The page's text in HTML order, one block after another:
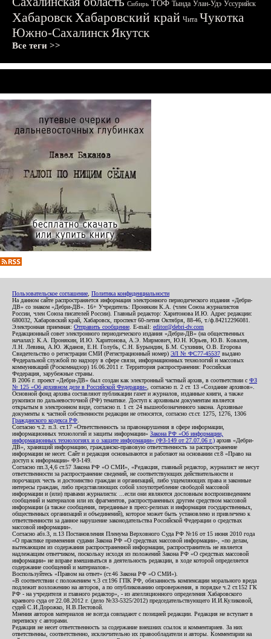
Сибирь ТОФ Тында Улан-Удэ Уссурийск
ХабаровскХабаровский край Чита Чукотка
Южно-СахалинскЯкутск
Все теги >>
Пользовательское соглашение Политика конфиденциальности
На данном сайте распространяется информация электронного периодического издания «Дебри-
ДВ» со знаком «Дебри-ДВ». 16+ Учредитель: Пронякин К.А. (член Союза журналистов
России, член Союза писателей России). Главный редактор: Харитонова И.Ю. Адрес редакции:
680032, Хабаровский край, Хабаровск, проспект 60-летия Октября, 88-46, т./ф.84212296081.
Электронная приемная: Отправить сообщение . E-mail: editor@debri-dv.com
Редакционный совет электронного периодического издания «Дебри-ДВ» (на общественных
началах): К.А. Пронякин, И.Ю. Харитонова, А.Э. Мирмович, Ю.Н. Юрьев, Ю.В. Ковалев,
Л.Н. Левина, А.Ю. Жданов, Е.Н. Голубь, С.Н. Бурындин, Б.М. Сухинин, О.В. Егорова
Свидетельство о регистрации СМИ (Регистрационный номер) ЭЛ № ФС77-45537 выдано
Федеральной службой по надзору в сфере связи, информационных технологий и массовых
коммуникаций (Роскомнадзор) 16.06.2011 г. Территория распространения: Российская
Федерация, зарубежные страны.
В 2006 г. проект «Дебри-ДВ» был создан как электронный частный архив, в соответствии с ФЗ
№ 125 «Об архивном деле в Российской Федерации» , согласно п. 2 ст. 13 «Создание архивов».
Основной фонд архива составляют публикации газет и журналов, изданные книги, а также
рукописи по дальневосточной (РФ) тематике. Доступ к архивным документам является
открытым в электронном виде, согласно п. 1 ст. 24 вышеобозначенного закона. Архивные
документы к частной собственности редакции не относятся, согласно ст.ст. 1275, 1276, 1306
Гражданского кодекса РФ
Согласно ч.2. п.3. ст.17 «Ответственность за правонарушения в сфере информации,
информационных технологий и защиты информации» Закона РФ «Об информации,
информационных технологиях и о защите информации» (ФЗ-149 от 27.07.06 г.) архив «Дебри-
ДВ», хранящий информацию, гражданско-правовую ответственность за распространение
информации не несет. Сайт и редакция основываются и работают на основании ст.8 «Право на
доступ к информации» ФЗ-149.
Согласно пп.3,4,6 ст.57 Закона РФ «О СМИ», «Редакция, главный редактор, журналист не несут
ответственности за распространение сведений, не соответствующих действительности и
порочащих честь и достоинство граждан и организаций, либо ущемляющих права и законные
интересы граждан, либо представляющих собой злоупотребление свободой массовой
информации и (или) правами журналиста: ...если они являются дословным воспроизведением
сообщений и материалов или их фрагментов, распространенных другим средством массовой
информации (а также сообщения, переданные в пресс-релизах и информация государственных,
общественных организаций и объединений), которое может быть установлено и привлечено к
ответственности за данное нарушение законодательства Российской Федерации о средствах
массовой информации».
Согласно абз.3, п.13 Постановления Пленума Верховного Суда РФ №16 от 15 июня 2010 года
«О практике применения судами Закона РФ «О средствах массовой информации», «по делам,
вытекающим из содержания распространенной информации, распространитель не является
надлежащим ответчиком, поскольку исходя из положений Закона РФ «О средствах массовой
информации» не вправе вмешиваться в деятельность редакции, в ходе которой определяется
содержание сообщений и материалов».
Воспользуйтесь «Правом на ответ» (ст.46 Закона РФ «О СМИ»).
«В соответствии с положением ч.3 ст.196 ГПК РФ, обязанность компенсации морального вреда
подлежит возложению на авторов, а по опубликованию опровержения, в порядке ч.2 ст.152 ГК
РФ - на учредителя и главного редактор», - из апелляционного определения Хабаровского
краевого суда от 22.08.2012 г. (дело №33-5325/2012) председательствующего И.И.Куликовой,
судей С.И.Дорожко, Н.В.Пестовой.
Мнения авторов материалов не всегда совпадают с позицией редакции. Редакция не вступает в
переписку с авторами.
Редакция не несет ответственность за содержание внешних ссылок и комментариев. За них
ответственны, соответственно, исключительно их правообладатели и авторы. Комментарии на